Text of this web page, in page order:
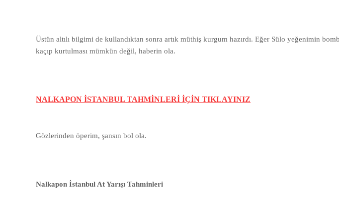
Üstün altılı bilgimi de kullandıktan sonra artık müthiş kurgum hazırdı. Eğer Sülo yeğenimin
kaçıp kurtulması mümkün değil, haberin ola.
NALKAPON İSTANBUL TAHMİNLERİ İÇİN TIKLAYINIZ
Gözlerinden öperim, şansın bol ola.
Nalkapon İstanbul At Yarışı Tahminleri